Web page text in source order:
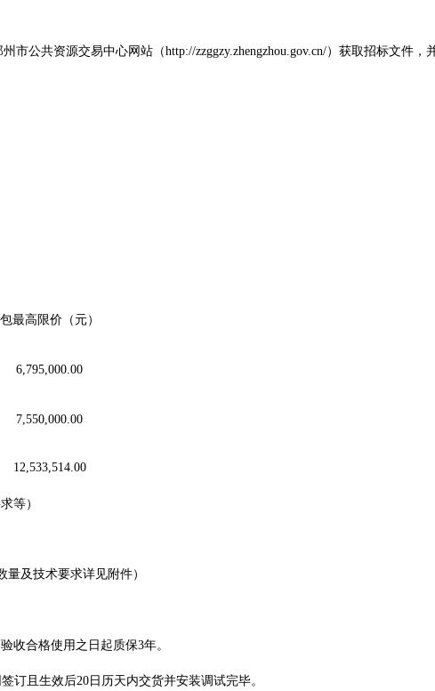
市公共资源交易中心网站（http://zzggzy.zhengzhou.gov.cn/）获取招标文件
包最高限价（元）
6,795,000.00
7,550,000.00
12,533,514.00
等）
及技术要求详见附件）
收合格使用之日起质保3年。
订且生效后20日历天内交货并安装调试完毕。